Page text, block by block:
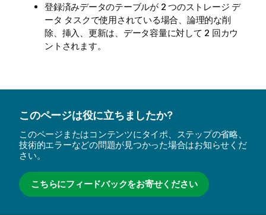
登録済みデータのテーブルが 2 つのストレージ デ
ータ タスクで使用されている場合、論理的な削
除、挿入、更新は、データ容量に対して 2 回カウ
ントされます。
このページは役に立ちましたか?
このページまたはコンテンツにタイポ、ステップの省略、
技術的エラーなどの問題が見つかった場合はお知らせくだ
さい。
こちらにフィードバックをお寄せください